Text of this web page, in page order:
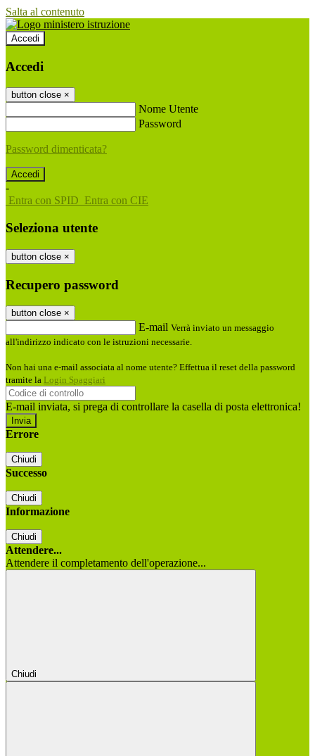
Salta al contenuto
Accedi
Accedi
button close ×
Nome Utente
Password
Password dimenticata?
-
Entra con SPID Entra con CIE
Seleziona utente
button close ×
Recupero password
button close ×
E-mail Verrà inviato un messaggio
all'indirizzo indicato con le istruzioni necessarie.
Non hai una e-mail associata al nome utente? Effettua il reset della password
tramite la Login Spaggiari
E-mail inviata, si prega di controllare la casella di posta elettronica!
Errore
Chiudi
Successo
Chiudi
Informazione
Chiudi
Attendere...
Attendere il completamento dell'operazione...
Chiudi